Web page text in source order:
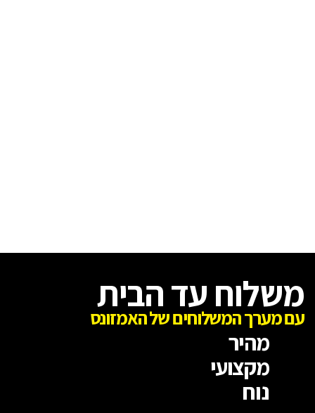
משלוח עד הבית
עם מערך המשלוחים של האמזונס
מהיר
מקצועי
נוח